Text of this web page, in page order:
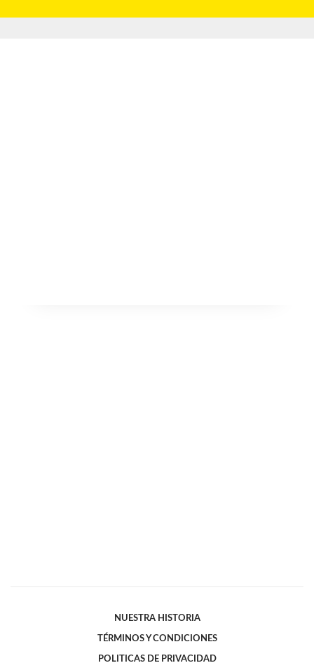
NUESTRA HISTORIA
TÉRMINOS Y CONDICIONES
POLITICAS DE PRIVACIDAD